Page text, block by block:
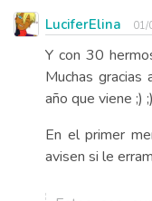
LuciferElina 01/
Y con 30
Muchas
año que viene ;) ;)
En el primer
avisen si le